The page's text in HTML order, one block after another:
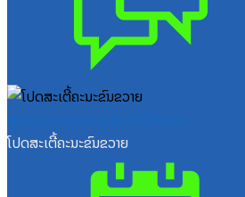
ໂປດສະເຕີ້ຄະນະຂົນຂວາຍ